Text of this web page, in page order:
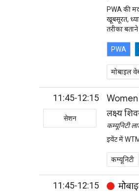
PWA की
खूबसूरत,
तरीका
PWA
मोबाइल
11:45-12:15
सेशन लक्ष्य
कम्यूनिटी
इवेंट में
कम्यूनिटी
11:45-12:15